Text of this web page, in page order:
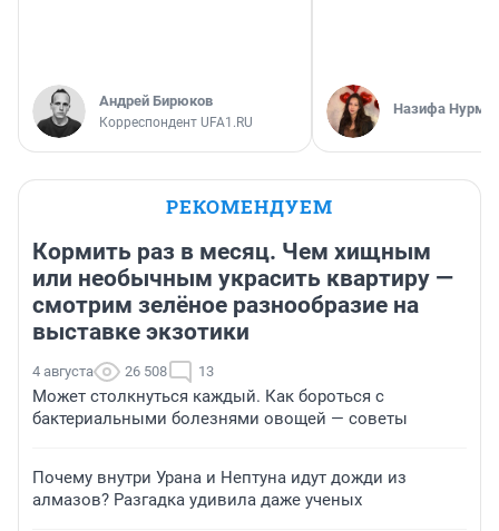
Андрей Бирюков
Корреспондент UFA1.RU
Назифа
РЕКОМЕНДУЕМ
Кормить раз в месяц. Чем хищным
или необычным украсить квартиру —
смотрим зелёное разнообразие на
выставке экзотики
4 августа 26 508 13
Может столкнуться каждый. Как бороться с
бактериальными болезнями овощей — советы
Почему внутри Урана и Нептуна идут дожди из
алмазов? Разгадка удивила даже ученых